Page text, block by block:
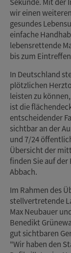
wir einen
gesundes
einfache
lebensrettende
bis zum
In Deutschland
plötzlichen
leisten zu
ist die
entscheidender
sichtbar an der
und 7/24
Übersicht der
finden Sie auf der
Abbach.
Im Rahmen des
stellvertretende
Max Neubauer
Benedikt
gut sichtbaren
"Wir haben den